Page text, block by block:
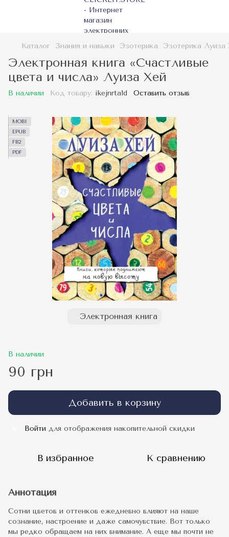
Каталог Знания и навыки Эзотерика Эзотерика Луиза
Электронная книга «Счастливые
цвета и числа» Луиза Хей
В наличии Код товару: ikejnrta1d Оставить отзыв
MOBI
EPUB
FB2
PDF
Электронная книга
В наличии
90 грн
Добавить в корзину
Войти для отображения накопительной скидки
В избранное К сравнению
Аннотация
Сотни цветов и оттенков ежедневно влияют на наше
сознание, настроение и даже самочувствие. Вот только
мы редко обращаем на них внимание. А еще мы почти не